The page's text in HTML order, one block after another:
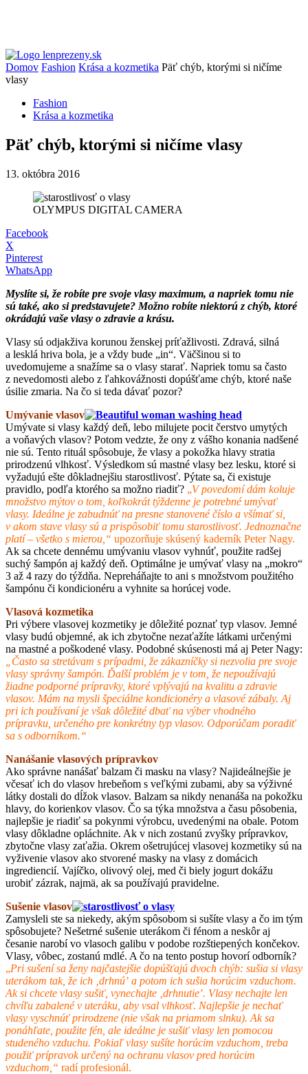
Domov Fashion Krása a kozmetika Päť chýb, ktorými si ničíme
vlasy
Fashion
Krása a kozmetika
Päť chýb, ktorými si ničíme vlasy
13. októbra 2016
OLYMPUS DIGITAL CAMERA
Facebook
X
Pinterest
WhatsApp
Myslíte si, že robíte pre svoje vlasy maximum, a napriek tomu nie
sú také, ako si predstavujete? Možno robíte niektorú z chýb, ktoré
okrádajú vaše vlasy o zdravie a krásu.
Vlasy sú odjakživa korunou ženskej príťažlivosti. Zdravá, silná
a lesklá hriva bola, je a vždy bude „in“. Väčšinou si to
uvedomujeme a snažíme sa o vlasy starať. Napriek tomu sa často
z nevedomosti alebo z ľahkovážnosti dopúšťame chýb, ktoré naše
úsilie zmaria. Na čo si teda dávať pozor?
Umývanie vlasov
Umývate si vlasy každý deň, lebo milujete pocit čerstvo umytých
a voňavých vlasov? Potom vedzte, že ony z vášho konania nadšené
nie sú. Tento rituál spôsobuje, že vlasy a pokožka hlavy stratia
prirodzenú vlhkosť. Výsledkom sú mastné vlasy bez lesku, ktoré si
vyžadujú ešte dôkladnejšiu starostlivosť. Pýtate sa, či existuje
pravidlo, podľa ktorého sa možno riadiť? „V povedomí dám koluje
množstvo mýtov o tom, koľkokrát týždenne je potrebné umývať
vlasy. Ideálne je zabudnúť na presne stanovené číslo a všímať si,
v akom stave vlasy sú a prispôsobiť tomu starostlivosť. Jednoznačne
platí– všetko s mierou,“ upozorňuje skúsený kaderník Peter Nagy.
Ak sa chcete dennému umývaniu vlasov vyhnúť, použite radšej
suchý šampón aj každý deň. Optimálne je umývať vlasy na „mokro“
3 až 4 razy do týždňa. Nepreháňajte to ani s množstvom použitého
šampónu či kondicionéru a vyhnite sa horúcej vode.
Vlasová kozmetika
Pri výbere vlasovej kozmetiky je dôležité poznať typ vlasov. Jemné
vlasy budú objemné, ak ich zbytočne nezaťažíte látkami určenými
na mastné a poškodené vlasy. Podobné skúsenosti má aj Peter Nagy:
„Často sa stretávam s prípadmi, že zákazníčky si nezvolia pre svoje
vlasy správny šampón. Ďalší problém je v tom, že nepoužívajú
žiadne podporné prípravky, ktoré vplývajú na kvalitu a zdravie
vlasov. Mám na mysli špeciálne kondicionéry a vlasové zábaly. Aj
pri ich používaní je však dôležité dbať na výber vhodného
prípravku, určeného pre konkrétny typ vlasov. Odporúčam poradiť
sa s odborníkom.“
Nanášanie vlasových prípravkov
Ako správne nanášať balzam či masku na vlasy? Najideálnejšie je
včesať ich do vlasov hrebeňom s veľkými zubami, aby sa výživné
látky dostali do dĺžok vlasov. Balzam sa nikdy nenanáša na pokožku
hlavy, do korienkov vlasov. Čo sa týka množstva a času pôsobenia,
najlepšie je riadiť sa pokynmi výrobcu, uvedenými na obale. Potom
vlasy dôkladne opláchnite. Ak v nich zostanú zvyšky prípravkov,
zbytočne vlasy zaťažia. Okrem ošetrujúcej vlasovej kozmetiky sú na
vyživenie vlasov ako stvorené masky na vlasy z domácich
ingrediencií. Vajíčko, olivový olej, med či biely jogurt dokážu
urobiť zázrak, najmä, ak sa používajú pravidelne.
Sušenie vlasov
Zamysleli ste sa niekedy, akým spôsobom si sušíte vlasy a čo im tým
spôsobujete? Nešetrné sušenie uterákom či fénom a neskôr aj
česanie narobí vo vlasoch galibu v podobe rozštiepených končekov.
Vlasy, vôbec, zostanú mdlé. A čo na tento postup hovorí odborník?
„Pri sušení sa ženy najčastejšie dopúšťajú dvoch chýb: sušia si vlasy
uterákom tak, že ich ‚drhnú‛ a potom ich sušia horúcim vzduchom.
Ak si chcete vlasy sušiť, vynechajte ‚drhnutie‛. Vlasy nechajte len
chvíľu zabalené v uteráku, aby vsal vlhkosť. Najlepšie je nechať
vlasy vyschnúť prirodzene (nie však na priamom slnku). Ak sa
ponáhľate, použite fén, ale ideálne je sušiť vlasy len pomocou
studeného vzduchu. Pokiaľ vlasy sušíte horúcim vzduchom, treba
použiť prípravok určený na ochranu vlasov pred horúcim
vzduchom,“ radí profesionál.